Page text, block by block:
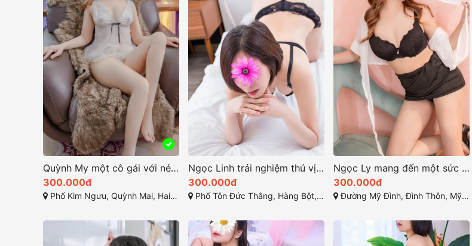
Quỳnh My một cô gái với nét đẹp thuần khiết đáng yêu
300.000đ
Phố Kim Ngưu, Quỳnh Mai, Hai Bà Trưng, Hà Nội
Ngọc Linh trải nghiệm thú vị và đầy mê hoặc tại Hà Nội
300.000đ
Phố Tôn Đức Thắng, Hàng Bột, Đống Đa, Hà Nội
Ngọc Ly mang đến một sức hút khó cưỡng ở sex
300.000đ
Đường Mỹ Đình, Đình Thôn, Mỹ Đình 1, Từ Liêm, Hà Nội